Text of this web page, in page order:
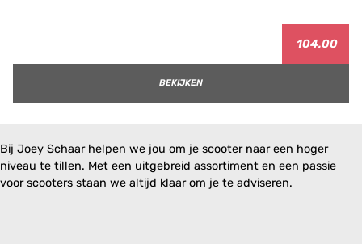
104.00
BEKIJKEN
Bij Joey Schaar helpen we jou om je scooter naar een hoger
niveau te tillen. Met een uitgebreid assortiment en een passie
voor scooters staan we altijd klaar om je te adviseren.